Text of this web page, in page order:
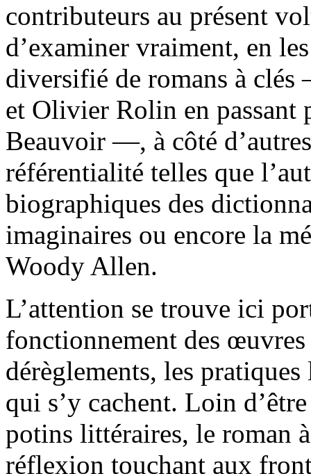
contributeurs au présent
d’examiner vraiment, en
diversifié de romans à
et Olivier Rolin en passant
Beauvoir —, à côté
référentialité telles que
biographiques des
imaginaires ou encore la
Woody Allen.
L’attention se trouve ici
fonctionnement des œuvres
dérèglements, les
qui s’y cachent. Loin
potins littéraires, le roman
réflexion touchant aux